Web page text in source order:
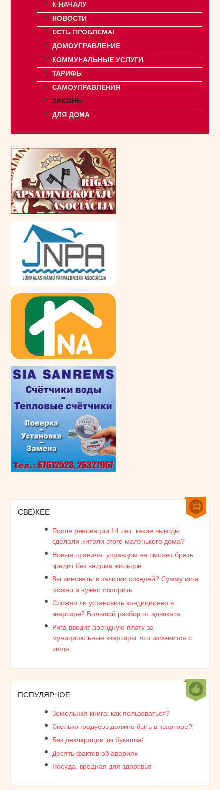
К НАЧАЛУ
НОВОСТИ
ЕСТЬ ПРОБЛЕМА!
ДОМОУПРАВЛЕНИЕ
КОММУНАЛЬНЫЕ УСЛУГИ
ТАРИФЫ
САМОУПРАВЛЕНИЯ
ЗАКОНЫ
ДЛЯ ДОМА
СВЕЖЕЕ
После реновации 14 лет: какие выводы
сделали жители этого маленького дома?
Новые правила: управдом не сможет брать
кредит без ведома жильцов
Вы виноваты в залитии соседей? Сумму иска
можно и нужно оспорить
Сложно ли установить кондиционер в
квартире? Большой разбор от адвоката
Рига вводит арендную плату за
муниципальные квартиры: что изменится с
июля
ПОПУЛЯРНОЕ
Земельная книга: как пользоваться?
Сколько градусов должно быть в квартире?
Без декларации ты букашка!
Десять фактов об авариях
Посуда, вредная для здоровья